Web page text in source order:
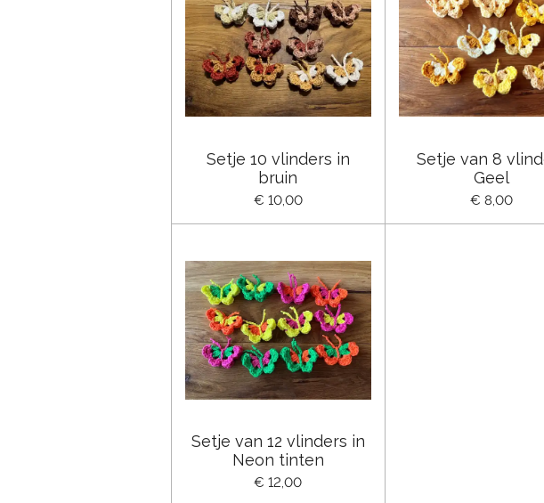
Setje 10 vlinders in
bruin
€ 10,00
Setje van 8
Geel
€ 8,00
Setje van 12 vlinders in
Neon tinten
€ 12,00